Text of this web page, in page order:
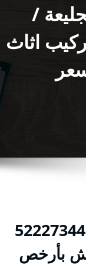
/
تركيب اثاث
شركة نقل عفش الجليعة / 52227344
بأرخص